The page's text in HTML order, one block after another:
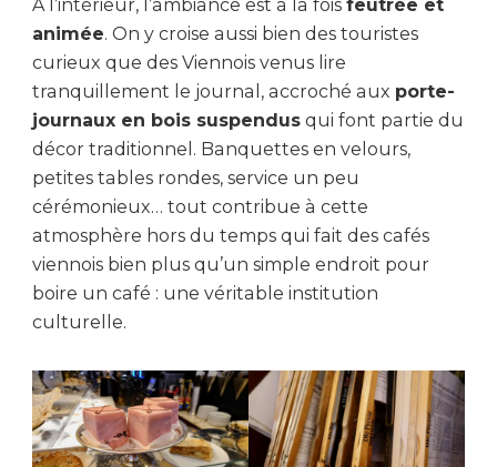
À l’intérieur, l’ambiance est à la fois feutrée et
animée. On y croise aussi bien des touristes
curieux que des Viennois venus lire
tranquillement le journal, accroché aux porte-
journaux en bois suspendus qui font partie du
décor traditionnel. Banquettes en velours,
petites tables rondes, service un peu
cérémonieux… tout contribue à cette
atmosphère hors du temps qui fait des cafés
viennois bien plus qu’un simple endroit pour
boire un café : une véritable institution
culturelle.